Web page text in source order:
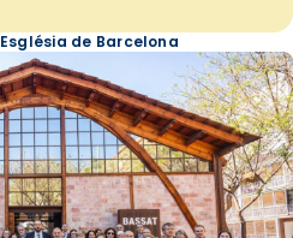
Església de Barcelona